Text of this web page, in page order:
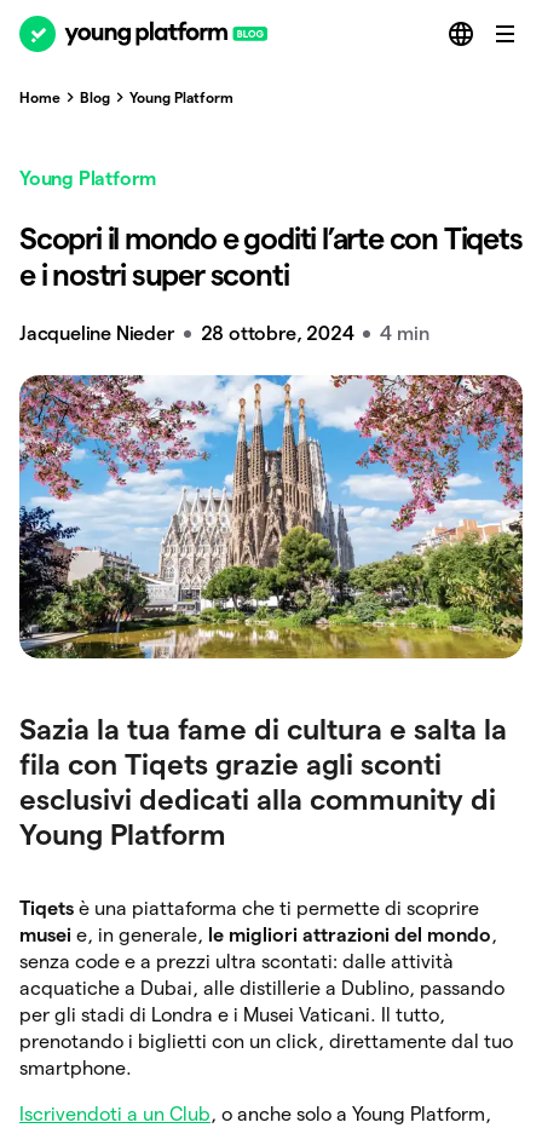
Home Blog Young Platform
Young Platform
Scopri il mondo e goditi l’arte con Tiqets
e i nostri super sconti
Jacqueline Nieder 28 ottobre, 2024 4 min
Sazia la tua fame di cultura e salta la
fila con Tiqets grazie agli sconti
esclusivi dedicati alla community di
Young Platform
Tiqets è una piattaforma che ti permette di scoprire
musei e, in generale, le migliori attrazioni del mondo,
senza code e a prezzi ultra scontati: dalle attività
acquatiche a Dubai, alle distillerie a Dublino, passando
per gli stadi di Londra e i Musei Vaticani. Il tutto,
prenotando i biglietti con un click, direttamente dal tuo
smartphone.
Iscrivendoti a un Club, o anche solo a Young Platform,